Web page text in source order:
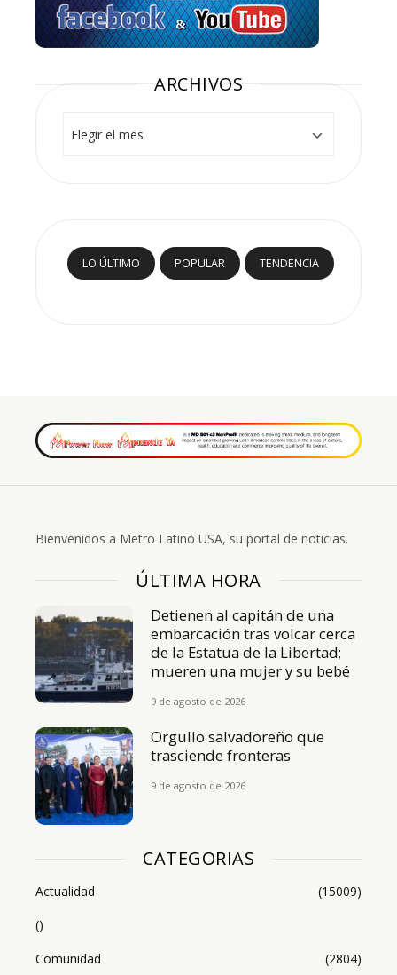
ARCHIVOS
LO ÚLTIMO POPULAR TENDENCIA
Bienvenidos a Metro Latino USA, su portal de noticias.
ÚLTIMA HORA
Detienen al capitán de una
embarcación tras volcar cerca
de la Estatua de la Libertad;
mueren una mujer y su bebé
9 de agosto de 2026
Orgullo salvadoreño que
trasciende fronteras
9 de agosto de 2026
CATEGORIAS
Actualidad
(15009)
()
Comunidad
(2804)